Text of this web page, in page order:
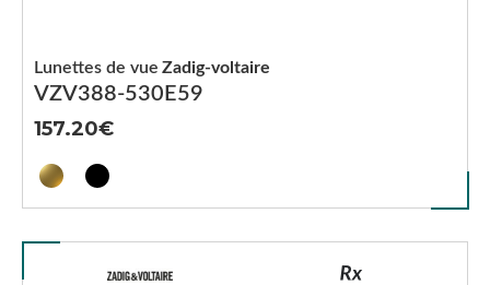
VZV388-530E59
Lunettes de vue Zadig-voltaire
157.20